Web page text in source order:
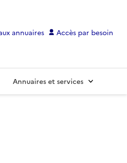
annuaires Accès par besoin
Annuaires et services